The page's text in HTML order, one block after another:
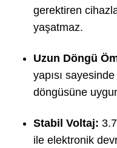
gerektiren
yaşatmaz.
Uzun Döngü
yapısı
döngüsüne
Stabil Voltaj:
ile elektronik